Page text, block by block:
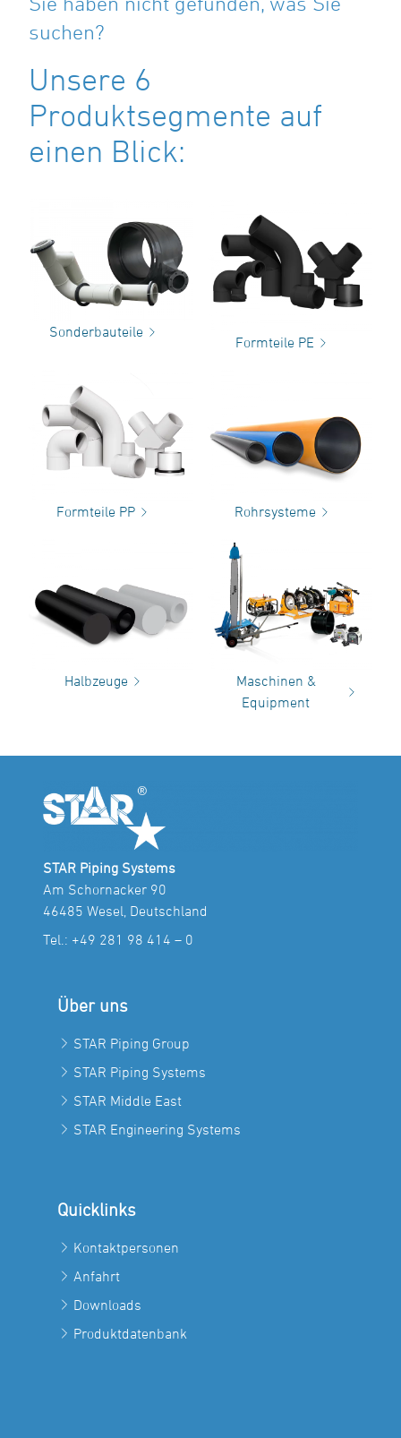
suchen?
Unsere 6
Produktsegmente auf
einen Blick:
Sonderbauteile
Formteile PE
Formteile PP Rohrsysteme
Halbzeuge
Maschinen &
Equipment
STAR Piping Systems
Am Schornacker 90
46485 Wesel, Deutschland
Tel.: +49 281 98 414 – 0
Über uns
STAR Piping Group
STAR Piping Systems
STAR Middle East
STAR Engineering Systems
Quicklinks
Kontaktpersonen
Anfahrt
Downloads
Produktdatenbank